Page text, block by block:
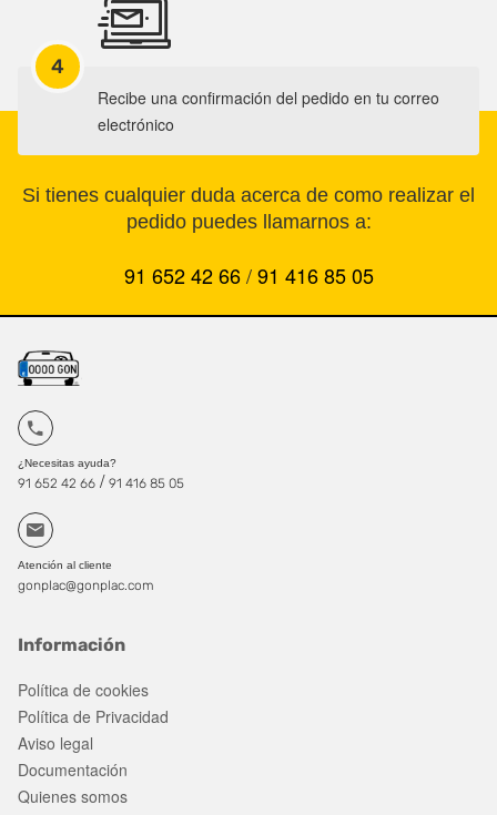
4
Recibe una confirmación del pedido en tu correo
electrónico
Si tienes cualquier duda acerca de como realizar el
pedido puedes llamarnos a:
91 652 42 66 /91 416 85 05
¿Necesitas ayuda?
91 652 42 66 / 91 416 85 05
Atención al cliente
gonplac@gonplac.com
Información
Política de cookies
Política de Privacidad
Aviso legal
Documentación
Quienes somos